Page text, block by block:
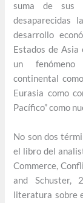
suma de sus
desaparecidas
desarrollo
Estados de
un fenómeno
continental
Eurasia como
Pacífico” como
No son dos
el libro del
Commerce,
and Schuster,
literatura sobre